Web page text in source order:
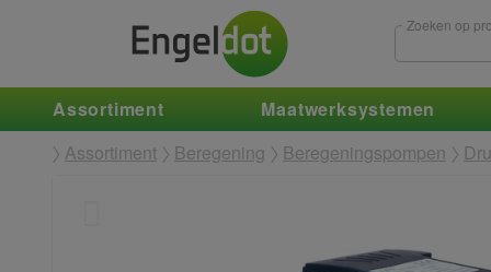
Zoeken op
Assortiment Maatwerksystemen
Assortiment
Beregening Beregeningspompen